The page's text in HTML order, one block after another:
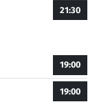
21:30
19:00
19:00